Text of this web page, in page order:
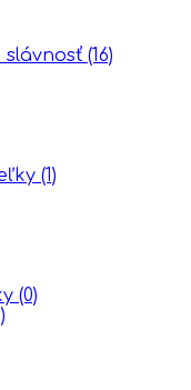
slávnosť (16)
(1)
(0)